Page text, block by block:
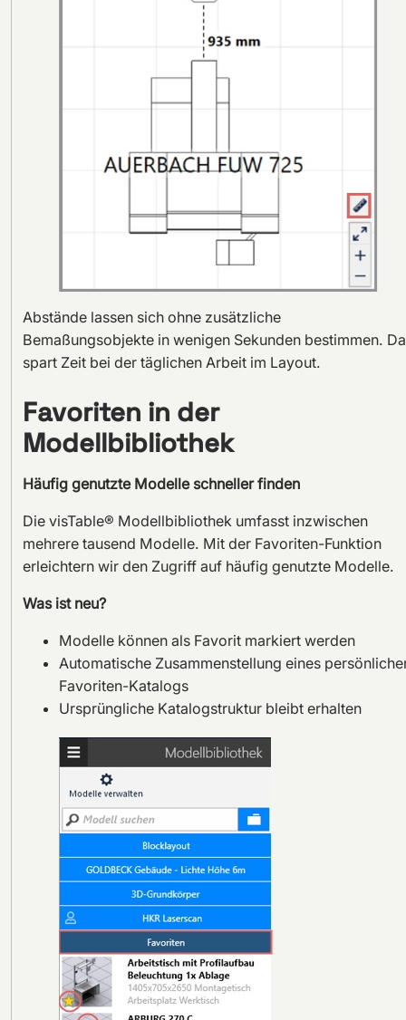
Abstände lassen sich ohne zusätzliche
Bemaßungsobjekte in wenigen Sekunden bestimmen.
spart Zeit bei der täglichen Arbeit im Layout.
Favoriten in der
Modellbibliothek
Häufig genutzte Modelle schneller finden
Die visTable® Modellbibliothek umfasst inzwischen
mehrere tausend Modelle. Mit der Favoriten-Funktion
erleichtern wir den Zugriff auf häufig genutzte Modelle.
Was ist neu?
Modelle können als Favorit markiert werden
Automatische Zusammenstellung eines
Favoriten-Katalogs
Ursprüngliche Katalogstruktur bleibt erhalten